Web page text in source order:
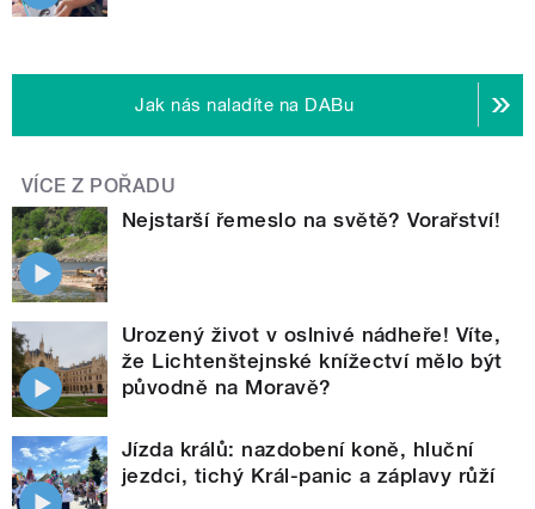
Jak nás naladíte na DABu
VÍCE Z POŘADU
Nejstarší řemeslo na světě? Vorařství!
Urozený život v oslnivé nádheře! Víte,
že Lichtenštejnské knížectví mělo být
původně na Moravě?
Jízda králů: nazdobení koně, hluční
jezdci, tichý Král-panic a záplavy růží